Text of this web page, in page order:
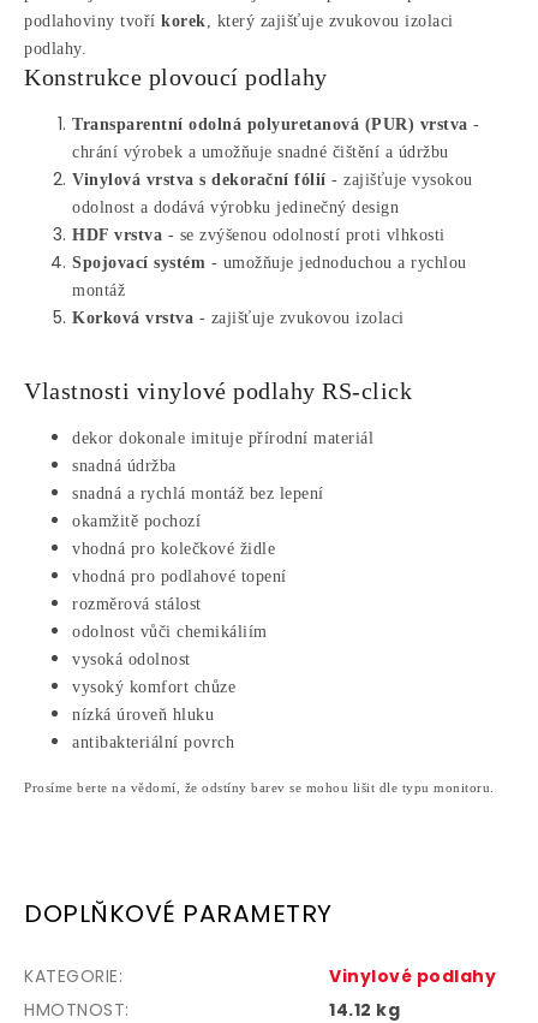
podlahoviny tvoří korek, který zajišťuje zvukovou izolaci
podlahy.
Konstrukce plovoucí podlahy
Transparentní odolná polyuretanová (PUR) vrstva -
chrání výrobek a umožňuje snadné čištění a údržbu
Vinylová vrstva s dekorační fólií - zajišťuje vysokou
odolnost a dodává výrobku jedinečný design
HDF vrstva - se zvýšenou odolností proti vlhkosti
Spojovací systém - umožňuje jednoduchou a rychlou
montáž
Korková vrstva - zajišťuje zvukovou izolaci
Vlastnosti vinylové podlahy RS-click
dekor dokonale imituje přírodní materiál
snadná údržba
snadná a rychlá montáž bez lepení
okamžitě pochozí
vhodná pro kolečkové židle
vhodná pro podlahové topení
rozměrová stálost
odolnost vůči chemikáliím
vysoká odolnost
vysoký komfort chůze
nízká úroveň hluku
antibakteriální povrch
Prosíme berte na vědomí, že odstíny barev se mohou lišit dle typu monitoru.
DOPLŇKOVÉ PARAMETRY
KATEGORIE:
Vinylové podlahy
HMOTNOST:
14.12 kg